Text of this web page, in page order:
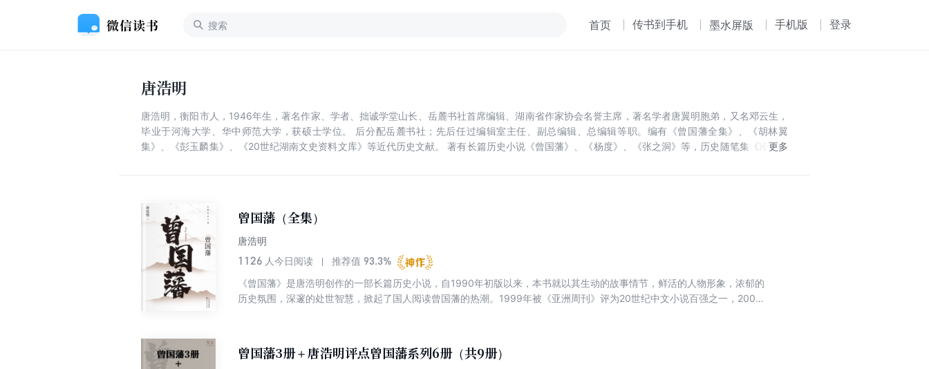
首页 传书到手机 墨水屏版 手机版 登录
唐浩明
唐浩明，衡阳市人，1946年生，著名作家、学者、拙诚学堂山长、岳麓书社首席编辑、湖南省作家协会名誉主席，著名学者唐翼明胞弟，又名邓云生，
毕业于河海大学、华中师范大学，获硕士学位。 后分配岳麓书社；先后任过编辑室主任、副总编辑、总编辑等职。编有《曾国藩全集》、《胡林翼
集》、《彭玉麟集》、《20世纪湖南文史资料文库》等近代历史文献。 著有长篇历史小说《曾国藩》、《杨度》、《张之洞》等，历史随笔集《冷月孤
曾国藩（全集）
唐浩明
1126 人今日阅读 推荐值 93.3%
《曾国藩》是唐浩明创作的一部长篇历史小说，自1990年初版以来，本书就以其生动的故事情节，鲜活的人物形象，浓郁的
历史氛围，深邃的处世智慧，掀起了国人阅读曾国藩的热潮。1999年被《亚洲周刊》评为20世纪中文小说百强之一，2003
曾国藩3册＋唐浩明评点曾国藩系列6册（共9册）